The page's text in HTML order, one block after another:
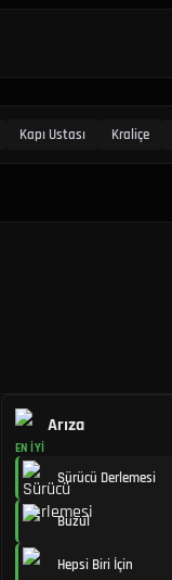
Kapı Ustası Kraliçe
Arıza
EN İYI
Sürücü Derlemesi
Buzul
Hepsi Biri İçin